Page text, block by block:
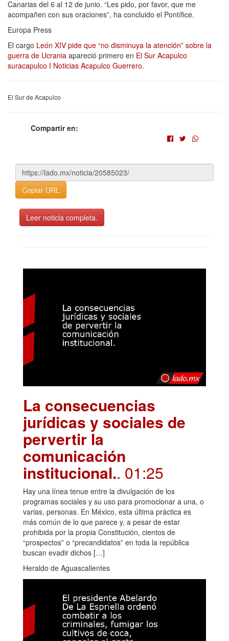
Canarias del 6 al 12 de junio. “Les pido, por favor, que me
acompañen con sus oraciones”, ha concluido el Pontífice.
Europa Press
El cargo León XIV pide que “no disminuya la atención” sobre la
guerra de Ucrania apareció primero en El Sur Acapulco
suracapulco I Noticias Acapulco Guerrero.
El Sur de Acapulco
Compartir en:
Copiar URL
Leer noticia completa.
La consecuencias
jurídicas y sociales de
pervertir la
comunicación
institucional.. 01:25
Hay una línea tenue entre la divulgación de los
programas sociales y su uso para promocionar a una, o
varias, personas. En México, esta última práctica es
más común de lo que parece y, a pesar de estar
prohibida por la propia Constitución, cientos de
“prospectos” o “precandidatos” en toda la república
buscan evadir dichos […]
Heraldo de Aguascalientes